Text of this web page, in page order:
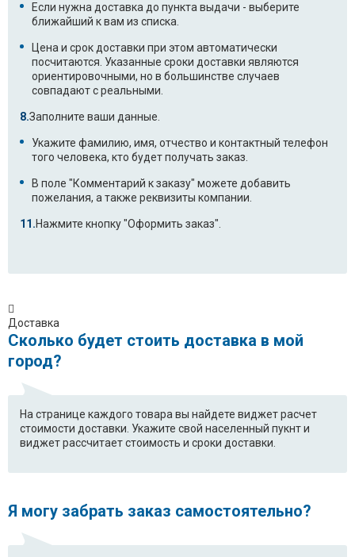
Если нужна доставка до пункта выдачи - выберите
ближайший к вам из списка.
Цена и срок доставки при этом автоматически
посчитаются. Указанные сроки доставки являются
ориентировочными, но в большинстве случаев
совпадают с реальными.
Заполните ваши данные.
Укажите фамилию, имя, отчество и контактный телефон
того человека, кто будет получать заказ.
В поле "Комментарий к заказу" можете добавить
пожелания, а также реквизиты компании.
Нажмите кнопку "Оформить заказ".
Доставка
Сколько будет стоить доставка в мой
город?
На странице каждого товара вы найдете виджет расчет
стоимости доставки. Укажите свой населенный пукнт и
виджет рассчитает стоимость и сроки доставки.
Я могу забрать заказ самостоятельно?